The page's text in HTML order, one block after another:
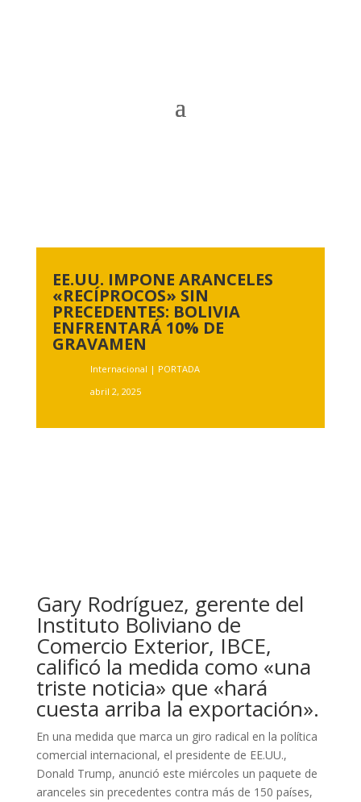
EE.UU. IMPONE ARANCELES
«RECÍPROCOS» SIN
PRECEDENTES: BOLIVIA
ENFRENTARÁ 10% DE
GRAVAMEN
Internacional | PORTADA
abril 2, 2025
Gary Rodríguez, gerente del
Instituto Boliviano de
Comercio Exterior, IBCE,
calificó la medida como «una
triste noticia» que «hará
cuesta arriba la exportación».
En una medida que marca un giro radical en la política
comercial internacional, el presidente de EE.UU.,
Donald Trump, anunció este miércoles un paquete de
aranceles sin precedentes contra más de 150 países,